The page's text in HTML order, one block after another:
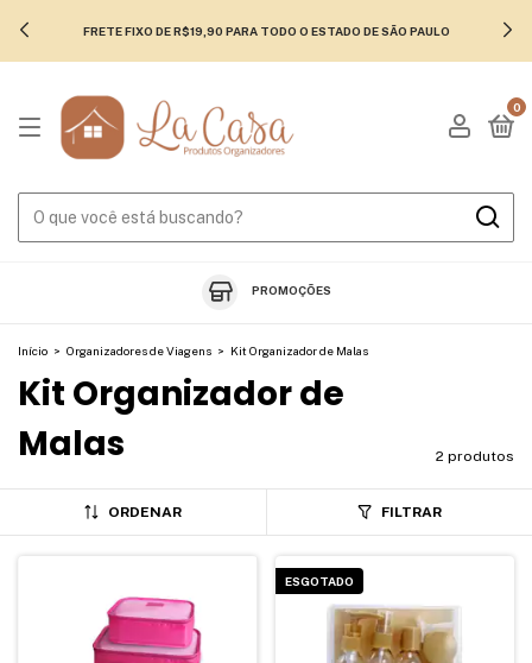
FRETE FIXO DE R$19,90 PARA TODO O ESTADO DE SÃO PAULO
0
PROMOÇÕES
Início > Organizadores de Viagens > Kit Organizador de Malas
Kit Organizador de
Malas
2 produtos
ORDENAR FILTRAR
ESGOTADO